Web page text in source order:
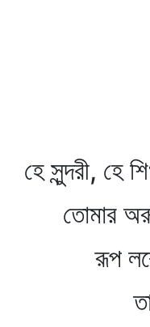
হে সুন্দরী, হে
তোমার
রূপ লবে
তারি